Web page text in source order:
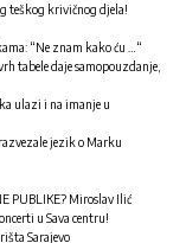
teškog krivičnog djela!
“Ne znam kako ću …“
tabele daje samopouzdanje,
ulazi i na imanje u
razvezale jezik o Marku
PUBLIKE? Miroslav Ilić
u Sava centru!
Sarajevo